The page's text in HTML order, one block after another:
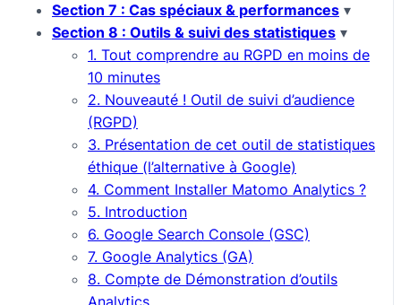
Section 7 : Cas spéciaux & performances ▾
Section 8 : Outils & suivi des statistiques ▾
1. Tout comprendre au RGPD en moins de
10 minutes
2. Nouveauté ! Outil de suivi d’audience
(RGPD)
3. Présentation de cet outil de statistiques
éthique (l’alternative à Google)
4. Comment Installer Matomo Analytics ?
5. Introduction
6. Google Search Console (GSC)
7. Google Analytics (GA)
8. Compte de Démonstration d’outils
Analytics